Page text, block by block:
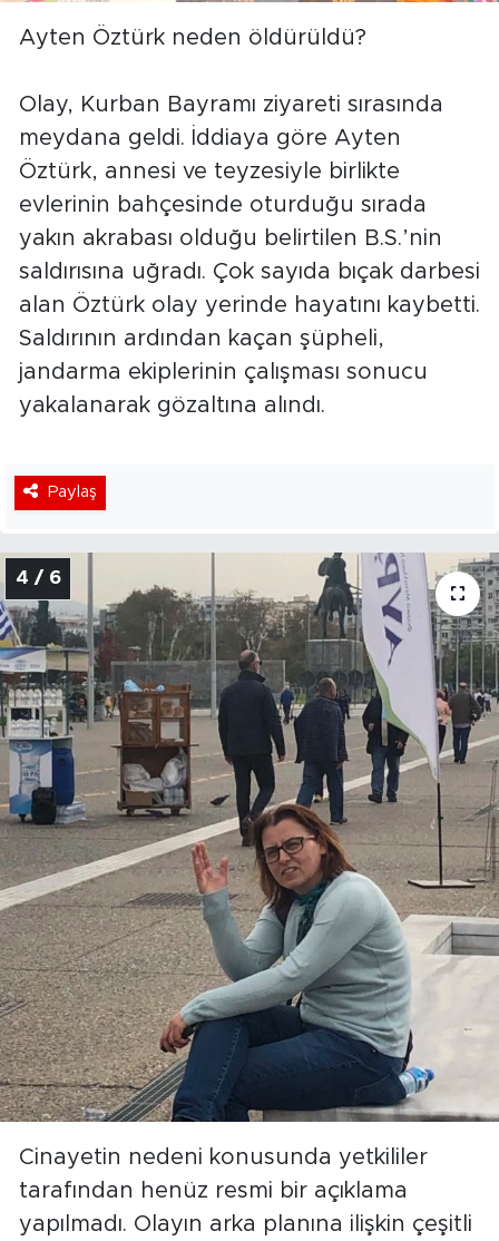
Ayten Öztürk neden öldürüldü?
Olay, Kurban Bayramı ziyareti sırasında
meydana geldi. İddiaya göre Ayten
Öztürk, annesi ve teyzesiyle birlikte
evlerinin bahçesinde oturduğu sırada
yakın akrabası olduğu belirtilen B.S.’nin
saldırısına uğradı. Çok sayıda bıçak darbesi
alan Öztürk olay yerinde hayatını kaybetti.
Saldırının ardından kaçan şüpheli,
jandarma ekiplerinin çalışması sonucu
yakalanarak gözaltına alındı.
Paylaş
4 / 6
Cinayetin nedeni konusunda yetkililer
tarafından henüz resmi bir açıklama
yapılmadı. Olayın arka planına ilişkin çeşitli